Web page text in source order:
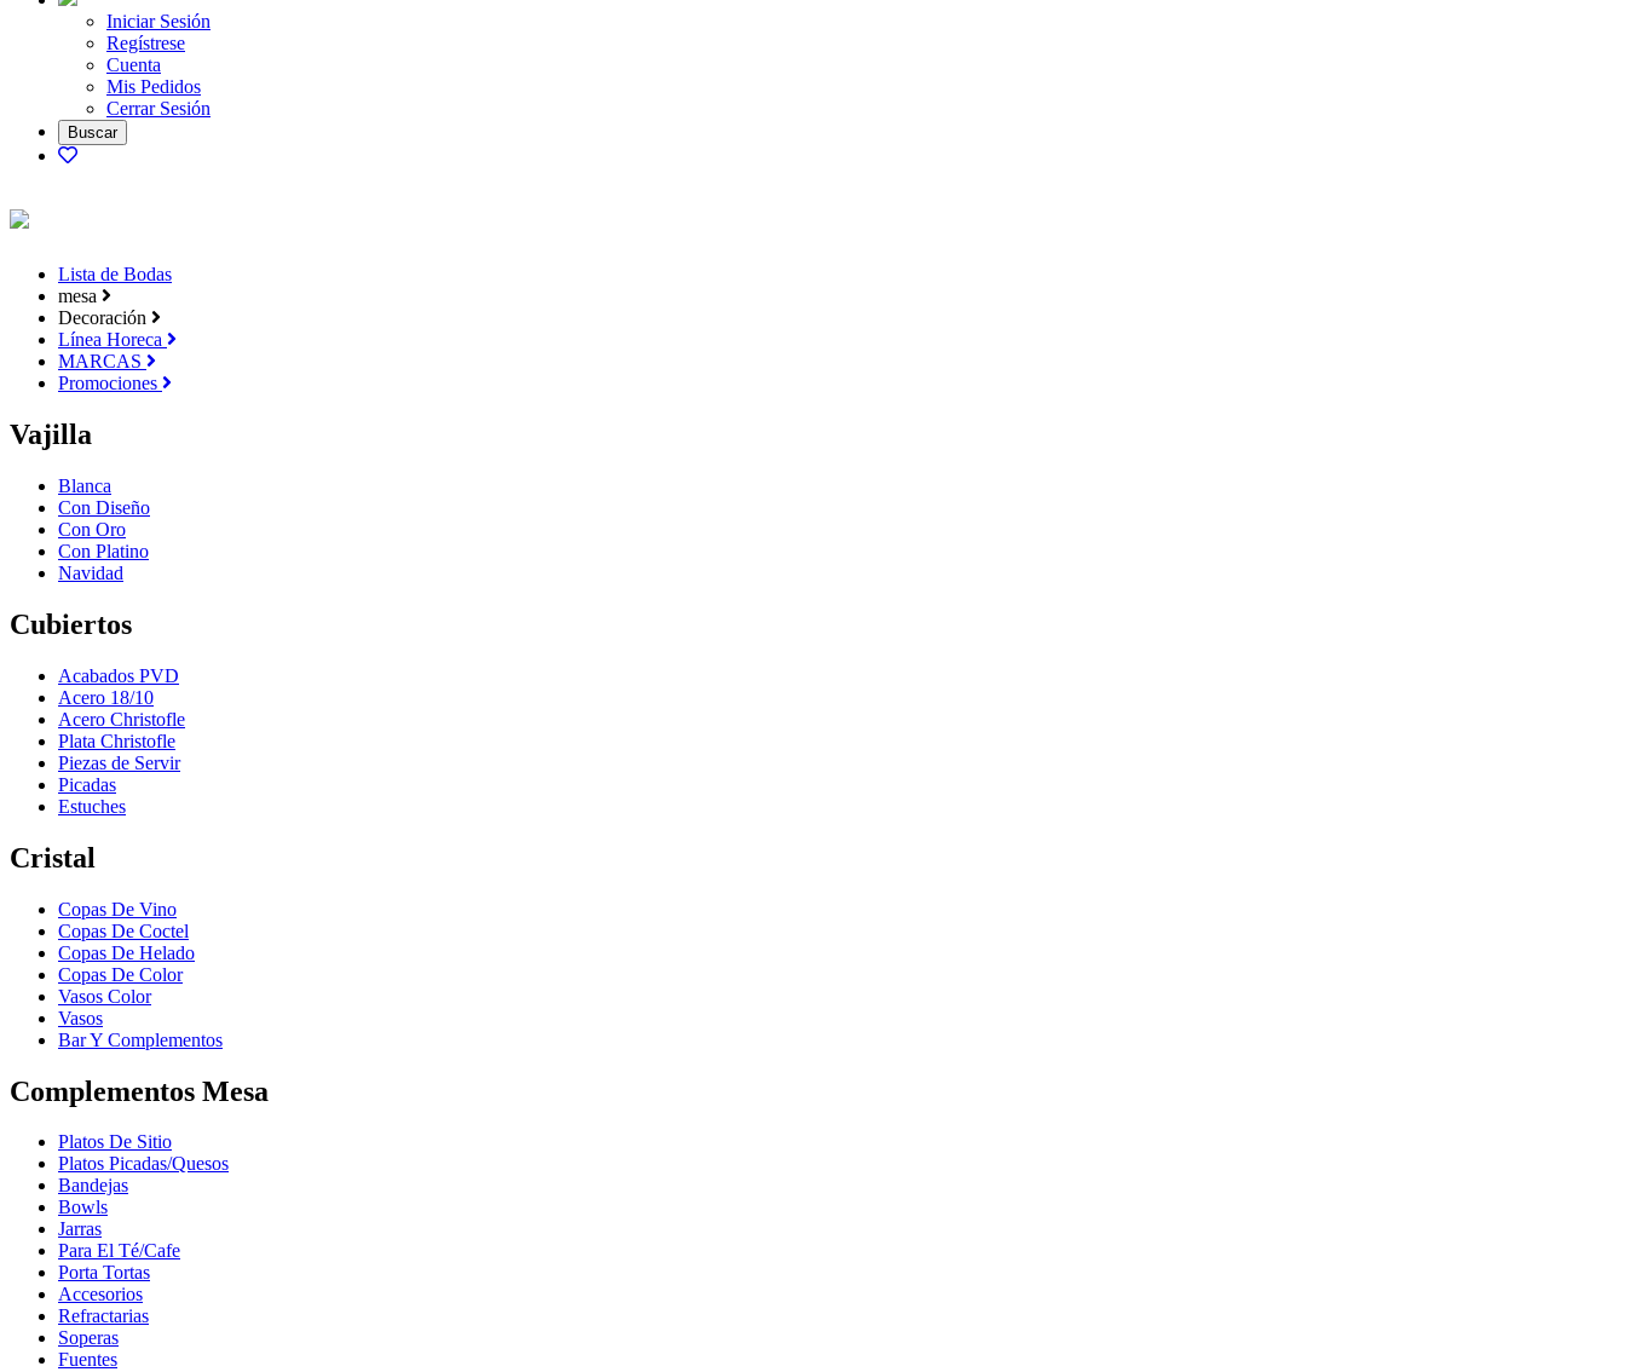
Iniciar Sesión
Regístrese
Cuenta
Mis Pedidos
Cerrar Sesión
Lista de Bodas
mesa
Decoración
Línea Horeca
MARCAS
Promociones
Vajilla
Blanca
Con Diseño
Con Oro
Con Platino
Navidad
Cubiertos
Acabados PVD
Acero 18/10
Acero Christofle
Plata Christofle
Piezas de Servir
Picadas
Estuches
Cristal
Copas De Vino
Copas De Coctel
Copas De Helado
Copas De Color
Vasos Color
Vasos
Bar Y Complementos
Complementos Mesa
Platos De Sitio
Platos Picadas/Quesos
Bandejas
Bowls
Jarras
Para El Té/Cafe
Porta Tortas
Accesorios
Refractarias
Soperas
Fuentes